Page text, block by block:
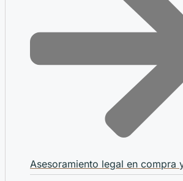
Asesoramiento legal en compra